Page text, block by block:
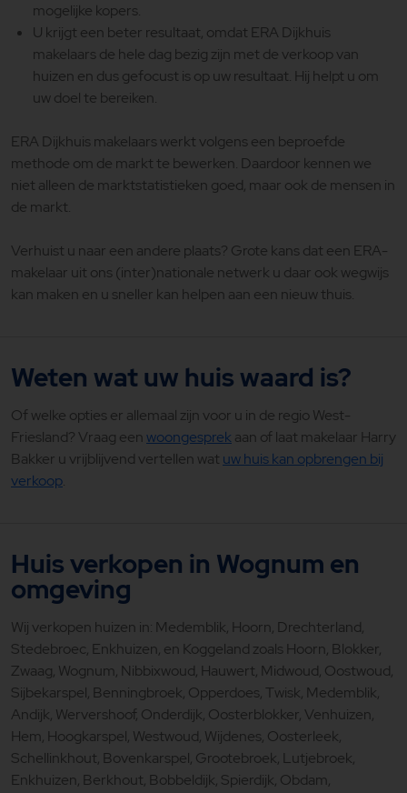
mogelijke kopers.
U krijgt een beter resultaat, omdat ERA Dijkhuis
makelaars de hele dag bezig zijn met de verkoop van
huizen en dus gefocust is op uw resultaat. Hij helpt u om
uw doel te bereiken.
ERA Dijkhuis makelaars werkt volgens een beproefde
methode om de markt te bewerken. Daardoor kennen we
niet alleen de marktstatistieken goed, maar ook de mensen in
de markt.
Verhuist u naar een andere plaats? Grote kans dat een ERA-
makelaar uit ons (inter)nationale netwerk u daar ook wegwijs
kan maken en u sneller kan helpen aan een nieuw thuis.
Weten wat uw huis waard is?
Of welke opties er allemaal zijn voor u in de regio West-
Friesland? Vraag eenwoongesprekaan of laat makelaar Harry
Bakker u vrijblijvend vertellen wat uw huis kan opbrengen bij
verkoop.
Huis verkopen in Wognum en
omgeving
Wij verkopen huizen in: Medemblik, Hoorn, Drechterland,
Stedebroec, Enkhuizen, en Koggeland zoals Hoorn, Blokker,
Zwaag, Wognum, Nibbixwoud, Hauwert, Midwoud, Oostwoud,
Sijbekarspel, Benningbroek, Opperdoes, Twisk, Medemblik,
Andijk, Wervershoof, Onderdijk, Oosterblokker, Venhuizen,
Hem, Hoogkarspel, Westwoud, Wijdenes, Oosterleek,
Schellinkhout, Bovenkarspel, Grootebroek, Lutjebroek,
Enkhuizen, Berkhout, Bobbeldijk, Spierdijk, Obdam,